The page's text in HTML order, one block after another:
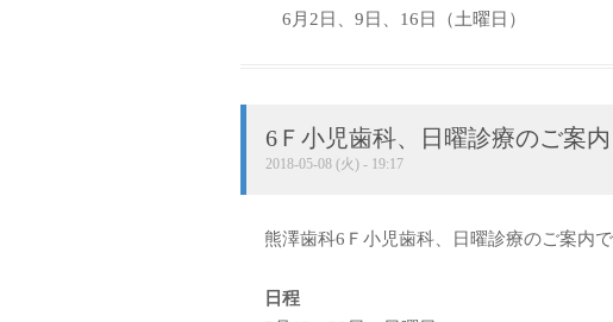
6月2日、9日、16日（土曜日）
6Ｆ小児歯科、日曜診療のご案内
2018-05-08 (火) - 19:17
熊澤歯科6Ｆ小児歯科、日曜診療のご案内で
日程